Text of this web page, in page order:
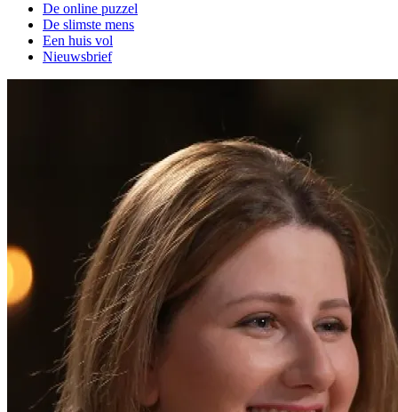
De online puzzel
De slimste mens
Een huis vol
Nieuwsbrief